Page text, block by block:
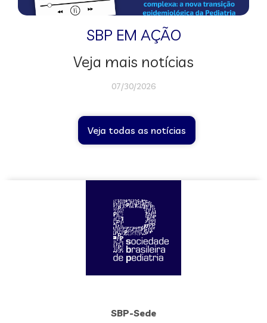
SBP EM AÇÃO
Veja mais notícias
07/30/2026
Veja todas as notícias
SBP-Sede